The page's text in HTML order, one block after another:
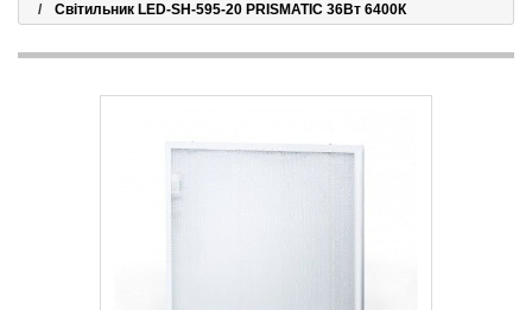
Світильник LED-SH-595-20 PRISMATIC 36Вт 6400К